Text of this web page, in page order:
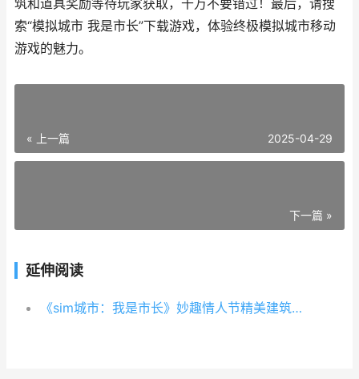
筑和道具奖励等待玩家获取，千万不要错过！最后，请搜
索“模拟城市 我是市长”下载游戏，体验终极模拟城市移动
游戏的魅力。
« 上一篇 2025-04-29
下一篇 »
延伸阅读
《sim城市：我是市长》妙趣情人节精美建筑登场 我是城市人